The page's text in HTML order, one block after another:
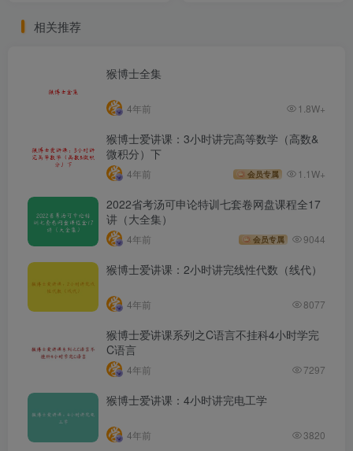
相关推荐
猴博士全集
4年前 1.8W+
猴博士爱讲课：3小时讲完高等数学（高数&
微积分）下
4年前 会员专属 1.1W+
2022省考汤可申论特训七套卷网盘课程全17
讲（大全集）
4年前 会员专属 9044
猴博士爱讲课：2小时讲完线性代数（线代）
4年前 8077
猴博士爱讲课系列之C语言不挂科4小时学完
C语言
4年前 7297
猴博士爱讲课：4小时讲完电工学
4年前 3820